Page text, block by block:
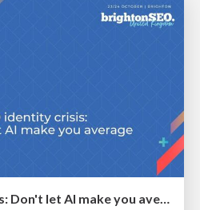
The SEO identity crisis: Don't let AI make you average